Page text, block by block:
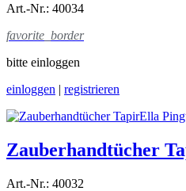
Art.-Nr.: 40034
favorite_border
bitte einloggen
einloggen | registrieren
Zauberhandtücher
Art.-Nr.: 40032